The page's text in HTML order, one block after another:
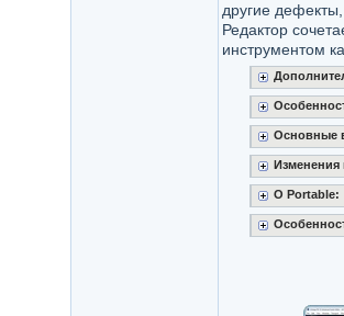
другие
Редактор
инструментом
Основные
Изменения
О Portable: